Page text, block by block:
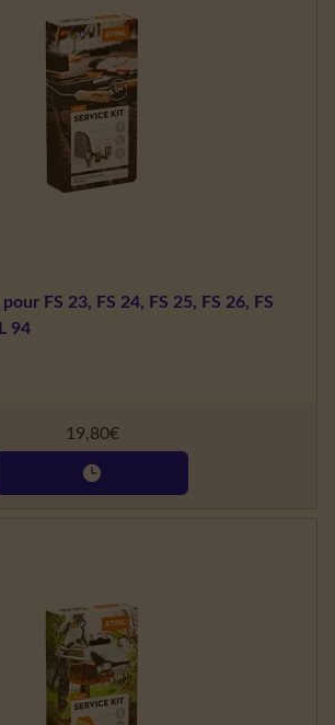
FS 23, FS 24, FS 25, FS 26, FS
94
19,80€